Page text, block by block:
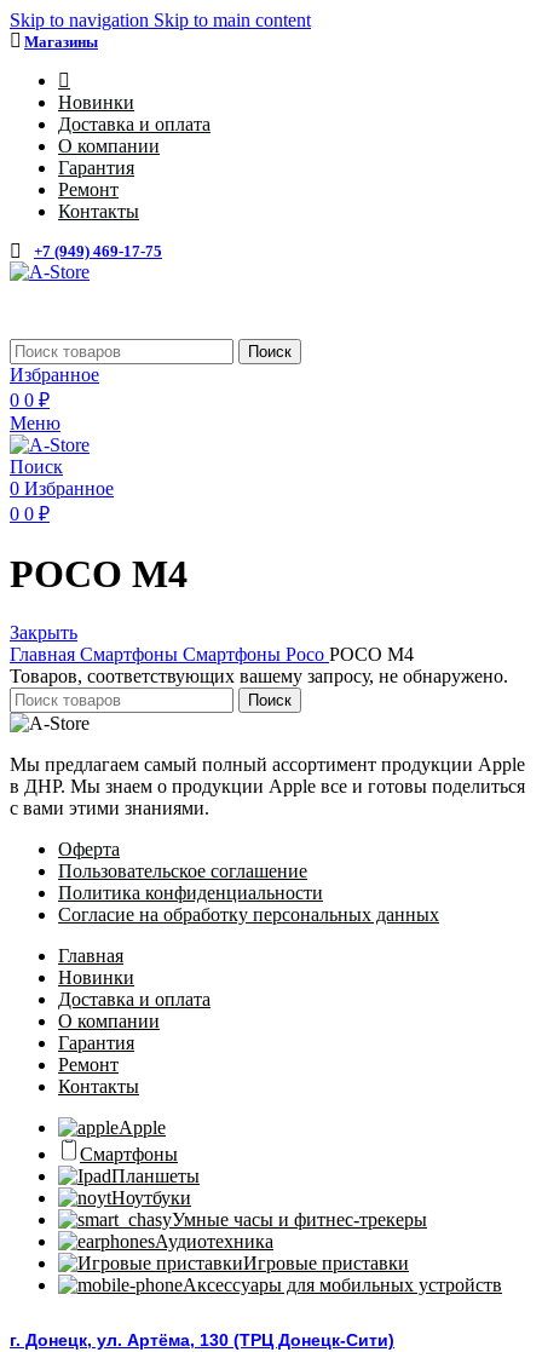
Skip to navigation Skip to main content
Магазины
Новинки
Доставка и оплата
О компании
Гарантия
Ремонт
Контакты
+7 (949) 469-17-75
Поиск
Избранное
0 0 ₽
Меню
Поиск
0 Избранное
0 0 ₽
POCO M4
Закрыть
Главная Смартфоны Смартфоны Poco POCO M4
Товаров, соответствующих вашему запросу, не обнаружено.
Поиск
Мы предлагаем самый полный ассортимент продукции Apple
в ДНР. Мы знаем о продукции Apple все и готовы поделиться
с вами этими знаниями.
Оферта
Пользовательское соглашение
Политика конфиденциальности
Согласие на обработку персональных данных
Главная
Новинки
Доставка и оплата
О компании
Гарантия
Ремонт
Контакты
Apple
Смартфоны
Планшеты
Ноутбуки
Умные часы и фитнес-трекеры
Аудиотехника
Игровые приставки
Аксессуары для мобильных устройств
г. Донецк, ул. Артёма, 130 (ТРЦ Донецк-Сити)